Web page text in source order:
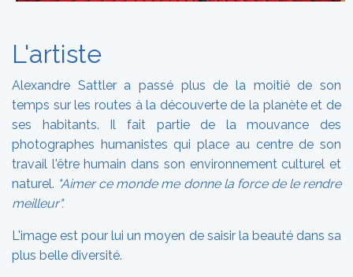
L'artiste
Alexandre Sattler a passé plus de la moitié de son
temps sur les routes à la découverte de la planète et de
ses habitants. Il fait partie de la mouvance des
photographes humanistes qui place au centre de son
travail l'être humain dans son environnement culturel et
naturel. "Aimer ce monde me donne la force de le rendre
meilleur".
L'image est pour lui un moyen de saisir la beauté dans sa
plus belle diversité.